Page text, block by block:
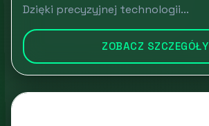
Dzięki precyzyjnej technologii...
ZOBACZ SZCZEGÓŁY